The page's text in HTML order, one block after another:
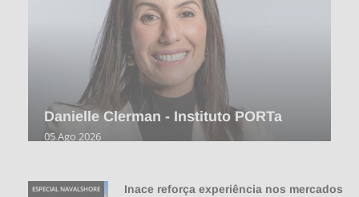
Danielle Clerman - Instituto PORTa
05 Ago 2026
Inace reforça experiência nos mercados
ESPECIAL NAVALSHORE